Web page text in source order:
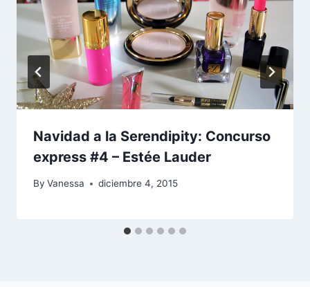
Navidad a la Serendipity: Concurso
express #4 – Estée Lauder
By Vanessa diciembre 4, 2015